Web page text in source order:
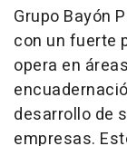
Grupo Bayón
con un fuerte
opera en
desarrollo de
empresas.